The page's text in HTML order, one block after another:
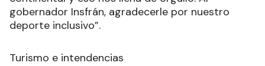
gobernador Insfrán, agradecerle por nuestro
deporte inclusivo”.
Turismo e intendencias